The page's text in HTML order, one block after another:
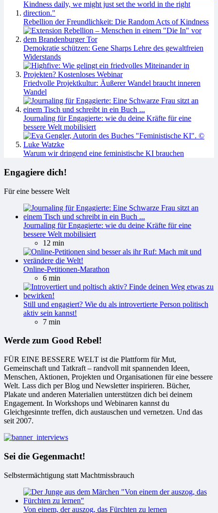
Rebellion der Freundlichkeit: Die Random Acts of Kindness
Demokratie schützen: Gene Sharps Lehre des gewaltfreien
Widerstands
Friedvolle Projektkultur: Äußerer Wandel braucht inneren
Wandel
Journaling für Engagierte: wie du deine Kräfte für eine
bessere Welt mobilisiert
Warum wir dringend eine feministische KI brauchen
Engagiere dich!
Für eine bessere Welt
Journaling für Engagierte: wie du deine Kräfte für eine
bessere Welt mobilisiert
12 min
Online-Petitionen-Marathon
6 min
Still und engagiert? Wie du als introvertierte Person politisch
aktiv sein kannst!
7 min
Werde zum Good Rebel!
FÜR EINE BESSERE WELT ist die Plattform für Mut,
Gemeinschaft und Tatkraft – randvoll mit spannenden Ideen,
Menschen, Aktionen, Projekten und Organisationen für eine bessere
Welt. Lass dich per Blog und Newsletter inspirieren. Bücher,
Plakate und anderen Materialien unterstützen dich bei deinem
Engagement. In Workshops und Webinaren kannst du
Gleichgesinnte treffen, dich austauschen und vernetzen. Und das
seit 2007.
Sei die Gegenmacht!
Selbstermächtigung statt Machtmissbrauch
Von einem, der auszog, das Fürchten zu lernen